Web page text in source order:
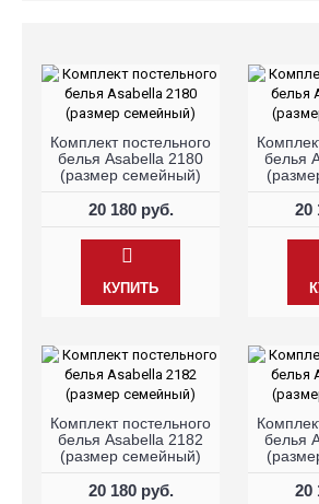
Комплект постельного
белья Asabella 2180
(размер семейный)
20 180 руб.
КУПИТЬ
белья
20
Комплект постельного
белья Asabella 2182
(размер семейный)
20 180 руб.
белья
20